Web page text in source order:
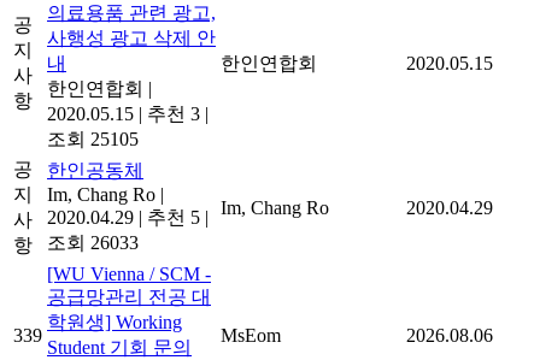
공
지
사
항
의료용품 관련 광고,
사행성 광고 삭제 안
내
한인연합회 |
2020.05.15 | 추천 3 |
조회 25105
한인연합회 2020.05.15
공
지
사
항
한인공동체
Im, Chang Ro |
2020.04.29 | 추천 5 |
조회 26033
Im, Chang Ro 2020.04.29
339
[WU Vienna / SCM -
공급망관리 전공 대
학원생] Working
Student 기회 문의
MsEom 2026.08.06